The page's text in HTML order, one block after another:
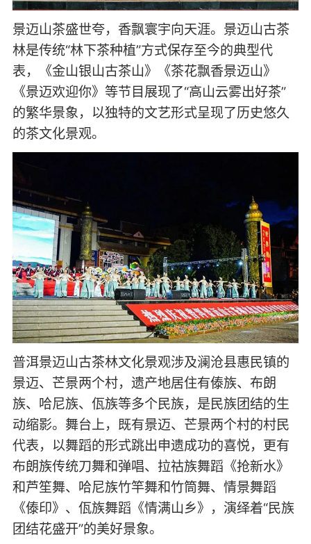
景迈山茶盛世夸，香飘寰宇向天涯。景迈山古茶
林是传统“林下茶种植”方式保存至今的典型代
表，《金山银山古茶山》《茶花飘香景迈山》
《景迈欢迎你》等节目展现了“高山云雾出好茶”
的繁华景象，以独特的文艺形式呈现了历史悠久
的茶文化景观。
普洱景迈山古茶林文化景观涉及澜沧县惠民镇的
景迈、芒景两个村，遗产地居住有傣族、布朗
族、哈尼族、佤族等多个民族，是民族团结的生
动缩影。舞台上，既有景迈、芒景两个村的村民
代表，以舞蹈的形式跳出申遗成功的喜悦，更有
布朗族传统刀舞和弹唱、拉祜族舞蹈《抢新水》
和芦笙舞、哈尼族竹竿舞和竹筒舞、情景舞蹈
《傣印》、佤族舞蹈《情满山乡》，演绎着“民族
团结花盛开”的美好景象。